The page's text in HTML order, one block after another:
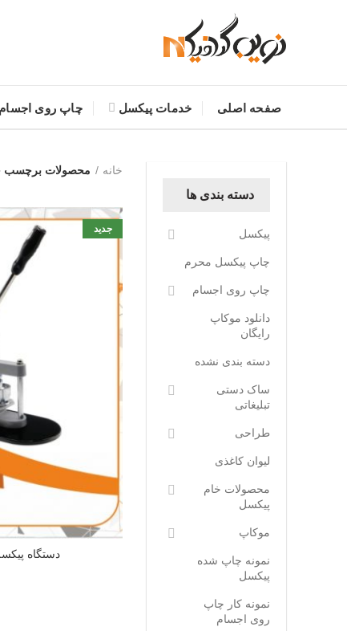
صفحه اصلی خدمات پیکسل چاپ روی اجسام
خانه محصولات برچسب
جدید
دستگاه
دسته بندی ها
پیکسل
چاپ پیکسل محرم
چاپ روی اجسام
دانلود موکاپ
رایگان
دسته بندی نشده
ساک دستی
تبلیغاتی
طراحی
لیوان کاغذی
محصولات خام
پیکسل
موکاپ
نمونه چاپ شده
پیکسل
نمونه کار چاپ
روی اجسام